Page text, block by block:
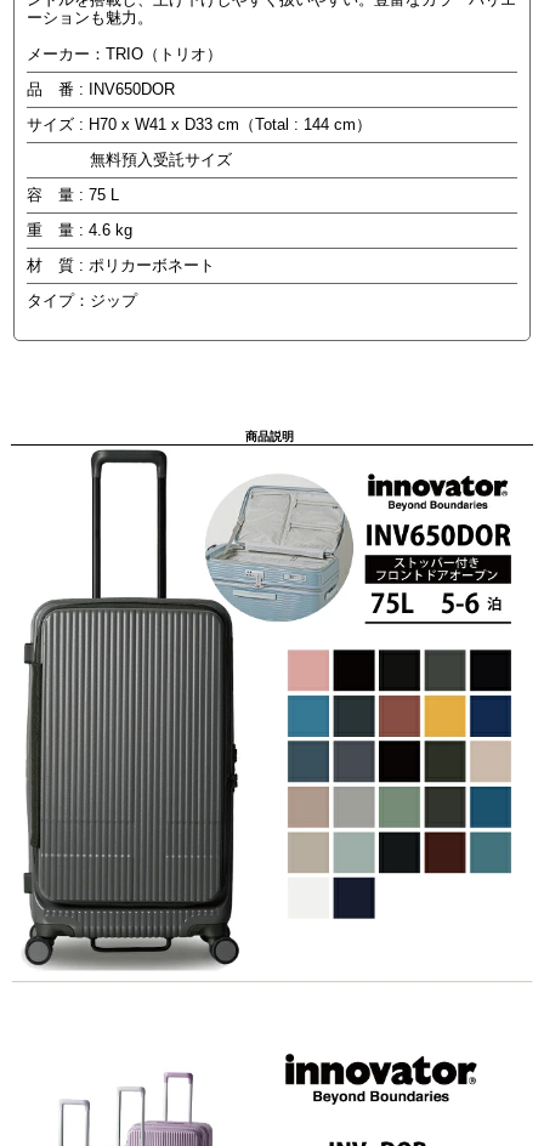
ーションも魅力。
メーカー：TRIO（トリオ）
品 番 : INV650DOR
サイズ : H70 x W41 x D33 cm（Total : 144 cm）
無料預入受託サイズ
容 量 : 75 L
重 量 : 4.6 kg
材 質 : ポリカーボネート
タイプ：ジップ
商品説明